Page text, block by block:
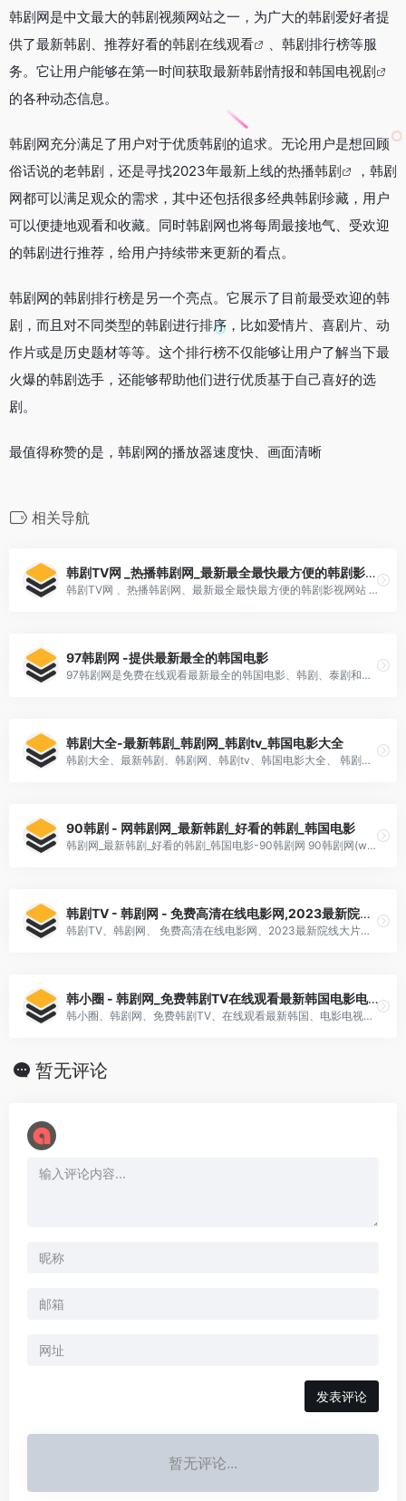
韩剧网是中文最大的韩剧视频网站之一，为广大的韩剧爱好者提
供了最新韩剧、推荐好看的韩剧在线观看
、韩剧排行榜等服
务。它让用户能够在第一时间获取最新韩剧情报和韩国电视剧
的各种动态信息。
韩剧网充分满足了用户对于优质韩剧的追求。无论用户是想回顾
俗话说的老韩剧，还是寻找2023年最新上线的热播韩剧
，韩剧
网都可以满足观众的需求，其中还包括很多经典韩剧珍藏，用户
可以便捷地观看和收藏。同时韩剧网也将每周最接地气、受欢迎
的韩剧进行推荐，给用户持续带来更新的看点。
韩剧网的韩剧排行榜是另一个亮点。它展示了目前最受欢迎的韩
剧，而且对不同类型的韩剧进行排序，比如爱情片、喜剧片、动
作片或是历史题材等等。这个排行榜不仅能够让用户了解当下最
火爆的韩剧选手，还能够帮助他们进行优质基于自己喜好的选
剧。
最值得称赞的是，韩剧网的播放器速度快、画面清晰
相关导航
韩剧TV网 _热播韩剧网_最新最全最快最方便的韩剧影视网
韩剧TV网 、热播韩剧网、最新最全最快最方便的韩剧影视网站 、韩剧TV网、是国内最大的韩剧网站,提供韩剧排行榜,最新韩剧,好看的韩剧,娱乐新闻,韩国电视剧,韩流时尚
97韩剧网 -提供最新最全的韩国电影
97韩剧网是免费在线观看最新最全的韩国电影、韩剧、泰剧和美剧的综合性平台。该网站致力于为广大韩剧迷提供高清流畅的视频观看体验，同时还提供了详尽的剧集介绍和更新时间表等信息。 在该网站上可以找到各种类型的韩剧和电影，包括浪漫爱情、喜剧、历史题材、悬疑推理等等。不仅如此，如果你也喜欢泰剧或者美剧，那么这里也有你想要的内容。并且，每个剧集都有多种图像质量可以选择，满足观众不同的需求。 在大家忙碌的工作之余，放松的看一部好看的韩剧或电影也许就会让生活更加愉悦舒适。通过在97韩剧网观看，你可以节约购买正版资源的成本，同时也能够避免一些恶意软件和病毒的感染。 总的来说，97韩剧网是一个十分值得推荐的免费在线韩剧平台。它为广大韩剧迷提供了方便快捷的观影方式，不仅可以让大家尽情享受韩剧的精彩情节和演员表演，同时也节约了我们的成本。所以，如果你也是一个韩剧迷，那么赶紧上97韩剧网寻找属于你自己的精彩剧集吧！
韩剧大全-最新韩剧_韩剧网_韩剧tv_韩国电影大全
韩剧大全、最新韩剧、韩剧网、韩剧tv、韩国电影大全、 韩剧大全是国外一家可在线观看、韩国电影大全,专业提供高清好看的最新韩剧,韩剧tv在线观看,韩剧网,第一时间为广大韩剧剧迷推荐精彩好看的韩国电影电视剧大...
90韩剧 - 网韩剧网_最新韩剧_好看的韩剧_韩国电影
韩剧网_最新韩剧_好看的韩剧_韩国电影-90韩剧网 90韩剧网(www.90hanju.com)为您提供最新韩剧,80s,韩国电影,好看的韩剧,韩国综艺节目在线观看,韩国明星资料,剧情介绍,韩国明星,最新好看的韩剧在线观看,80s电影网也是大家用手
韩剧TV - 韩剧网 - 免费高清在线电影网,2023最新院线大片
韩剧TV、韩剧网、 免费高清在线电影网、2023最新院线大片、韩剧TV、下饭追剧在线电影网、【vip院线大片免费看】!为您提供2023年最新电影、电视剧、动漫、综艺等,高清全集完整版手机在线观看,每天更新。
韩小圈 - 韩剧网_免费韩剧TV在线观看最新韩国电影电视剧大全
韩小圈、韩剧网、免费韩剧TV、在线观看最新韩国、电影电视剧大全 热门韩剧 美味的女大学生 HD 九尾狐传1938 更新至01集 清潭国际高中 更新至02集 猎犬2023 完结 坏妈妈2023 更新至01集 人格四重奏 完结 黑暗荣耀 完结 浪漫医生金师傅...
暂无评论
暂无评论...